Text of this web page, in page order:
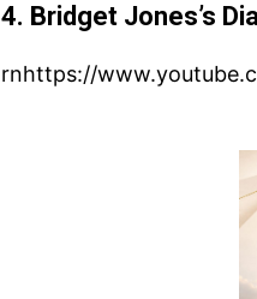
4. Bridget Jones’s
rnhttps://